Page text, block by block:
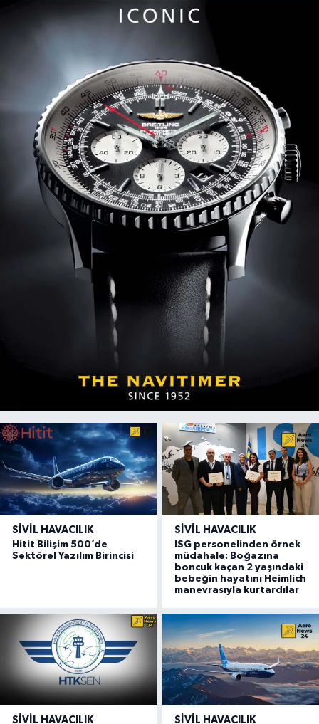
SIVIL HAVACILIK
Hitit Bilişim 500’de
Sektörel Yazılım Birincisi
SIVIL HAVACILIK
ISG personelinden örnek
müdahale: Boğazına
boncuk kaçan 2 yaşındaki
bebeğin hayatını Heimlich
manevrasıyla kurtardılar
SIVIL HAVACILIK SIVIL HAVACILIK